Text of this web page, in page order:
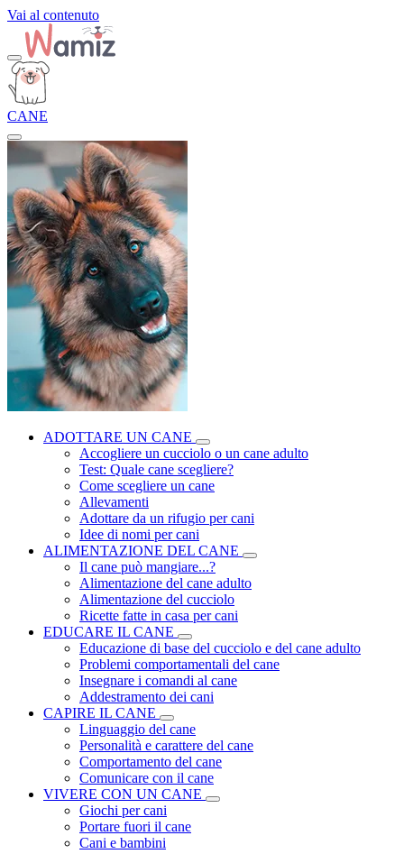
Vai al contenuto
CANE
ADOTTARE UN CANE
Accogliere un cucciolo o un cane adulto
Test: Quale cane scegliere?
Come scegliere un cane
Allevamenti
Adottare da un rifugio per cani
Idee di nomi per cani
ALIMENTAZIONE DEL CANE
Il cane può mangiare...?
Alimentazione del cane adulto
Alimentazione del cucciolo
Ricette fatte in casa per cani
EDUCARE IL CANE
Educazione di base del cucciolo e del cane adulto
Problemi comportamentali del cane
Insegnare i comandi al cane
Addestramento dei cani
CAPIRE IL CANE
Linguaggio del cane
Personalità e carattere del cane
Comportamento del cane
Comunicare con il cane
VIVERE CON UN CANE
Giochi per cani
Portare fuori il cane
Cani e bambini